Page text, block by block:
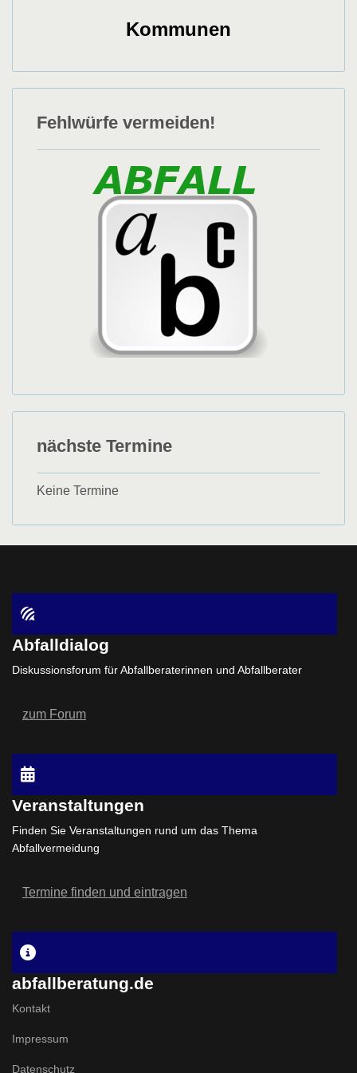
Kommunen
Fehlwürfe vermeiden!
nächste Termine
Keine Termine
Abfalldialog
Diskussionsforum für Abfallberaterinnen und Abfallberater
zum Forum
Veranstaltungen
Finden Sie Veranstaltungen rund um das Thema
Abfallvermeidung
Termine finden und eintragen
abfallberatung.de
Kontakt
Impressum
Datenschutz